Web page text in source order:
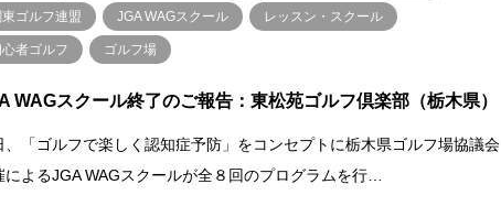
東ゴルフ連盟 JGA WAGスクール レッスン・スクール
者ゴルフ ゴルフ場
WAGスクール終了のご報告：東松苑ゴルフ倶楽部（栃木県）
、「ゴルフで楽しく認知症予防」をコンセプトに栃木県ゴルフ場協議会
によるJGA WAGスクールが全８回のプログラムを行…